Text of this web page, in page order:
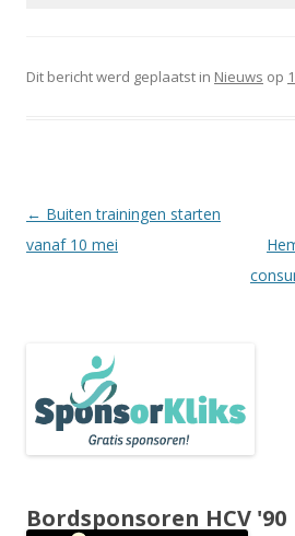
Dit bericht werd geplaatst in Nieuws op
Berichtnavigatie
← Buiten trainingen starten
vanaf 10 mei
Bordsponsoren HCV '90